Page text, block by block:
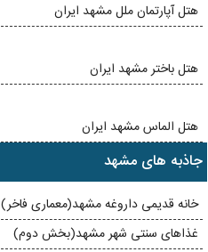
هتل آپارتمان ملل مشهد ایران
هتل باختر مشهد ایران
هتل الماس مشهد ایران
جاذبه های مشهد
خانه قدیمی داروغه مشهد(معماری فاخر)
غذاهای سنتی شهر مشهد(بخش دوم)